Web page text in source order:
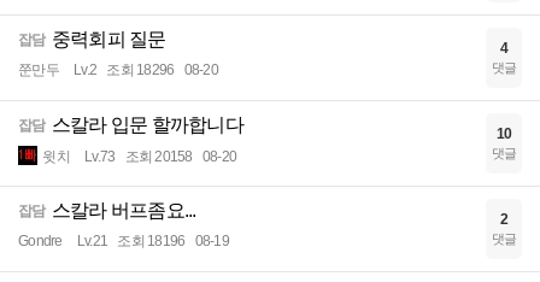
잡담 중력회피 질문
쭌만두 Lv.2 조회 18296 08-20
4
댓글
잡담 스칼라 입문 할까합니다
윗치 Lv.73 조회 20158 08-20
10
댓글
잡담 스칼라 버프좀요...
Gondre Lv.21 조회 18196 08-19
2
댓글